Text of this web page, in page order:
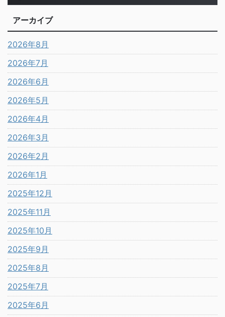
アーカイブ
2026年8月
2026年7月
2026年6月
2026年5月
2026年4月
2026年3月
2026年2月
2026年1月
2025年12月
2025年11月
2025年10月
2025年9月
2025年8月
2025年7月
2025年6月